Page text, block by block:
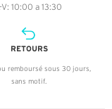
V: 10:00 a 13:30
RETOURS
remboursé sous 30 jours,
sans motif.